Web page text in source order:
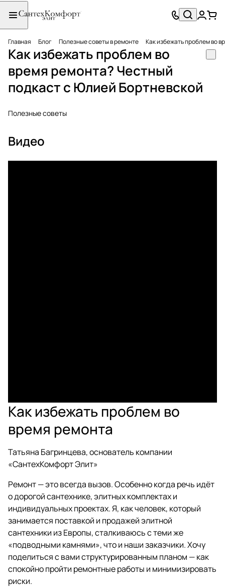
Главная Блог Полезные советы в ремонте Как избежать проблем во
Как избежать проблем во
время ремонта? Честный
подкаст с Юлией Бортневской
Полезные советы
Видео
Как избежать проблем во
время ремонта
Татьяна Багринцева, основатель компании
«СантехКомфорт Элит»
Ремонт — это всегда вызов. Особенно когда речь идёт
о дорогой сантехнике, элитных комплектах и
индивидуальных проектах. Я, как человек, который
занимается поставкой и продажей элитной
сантехники из Европы, сталкиваюсь с теми же
«подводными камнями», что и наши заказчики. Хочу
поделиться с вами структурированным планом — как
спокойно пройти ремонтные работы и минимизировать
риски.